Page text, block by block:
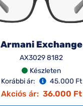
Armani Exchange
AX3029 8182
Készleten
Korábbi ár:
45.000 Ft
Akciós ár: 36.000 Ft